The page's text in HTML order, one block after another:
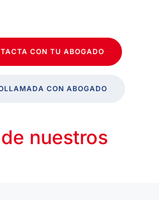
CON TU ABOGADO
CON ABOGADO
nuestros